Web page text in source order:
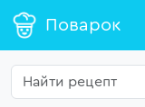
Поварок